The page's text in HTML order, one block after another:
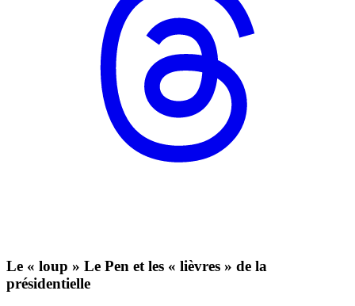
Le « loup » Le Pen et les « lièvres » de la
présidentielle